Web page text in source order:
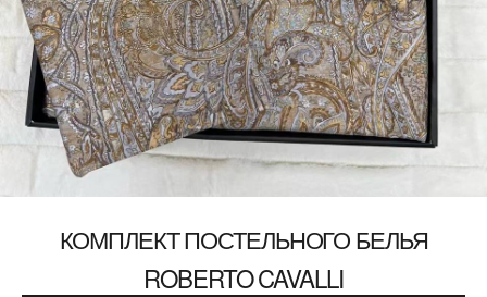
КОМПЛЕКТ ПОСТЕЛЬНОГО БЕЛЬЯ
ROBERTO CAVALLI